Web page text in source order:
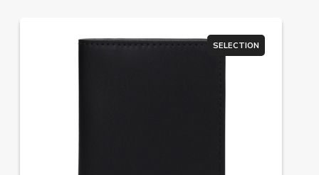
SELECTION